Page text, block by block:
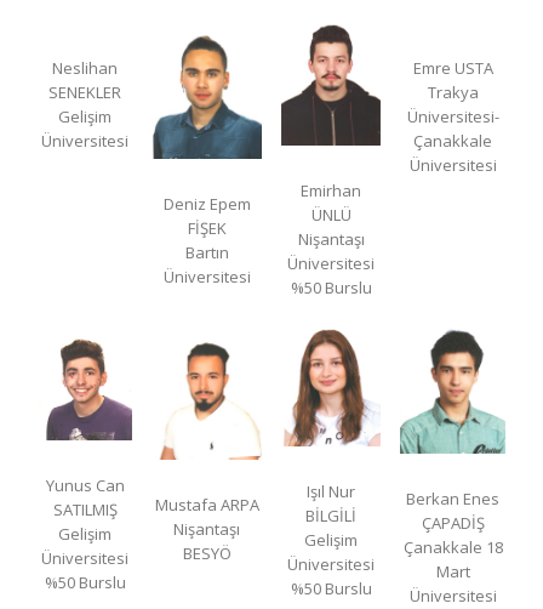
Neslihan
SENEKLER
Gelişim
Üniversitesi
Deniz Epem
FİŞEK
Bartın
Üniversitesi
Emirhan
ÜNLÜ
Nişantaşı
Üniversitesi
%50 Burslu
Emre USTA
Trakya
Üniversitesi-
Çanakkale
Üniversitesi
Yunus Can
SATILMIŞ
Gelişim
Üniversitesi
%50 Burslu
Mustafa ARPA
Nişantaşı
BESYÖ
Işıl Nur
BİLGİLİ
Gelişim
Üniversitesi
%50 Burslu
Berkan Enes
ÇAPADİŞ
Çanakkale 18
Mart
Üniversitesi